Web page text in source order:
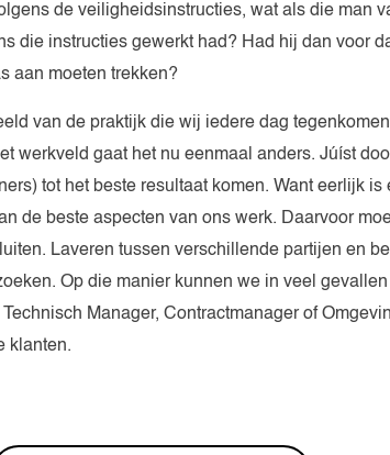
de veiligheidsinstructies, wat als die man
die instructies gewerkt had? Had hij dan voor
aan moeten trekken?
van de praktijk die wij iedere dag
werkveld gaat het nu eenmaal anders. Júíst
tot het beste resultaat komen. Want eerlijk
de beste aspecten van ons werk. Daarvoor
Laveren tussen verschillende partijen en
Op die manier kunnen we in veel
Manager, Contractmanager of
klanten.